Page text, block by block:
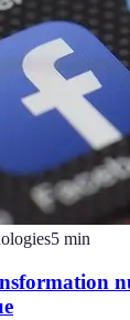
5 min